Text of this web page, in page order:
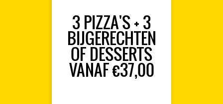
3 PIZZA'S + 3
BIJGERECHTEN
OF DESSERTS
VANAF €37,00